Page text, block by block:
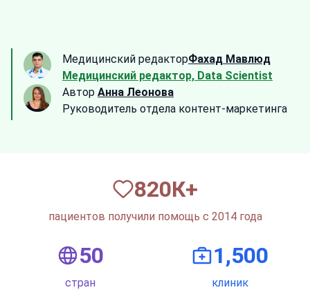
Медицинский редакторФахад Мавлюд
Медицинский редактор, Data Scientist
Автор Анна Леонова
Руководитель отдела контент-маркетинга
820К+
пациентов получили помощь с 2014 года
50
стран
1,500
клиник